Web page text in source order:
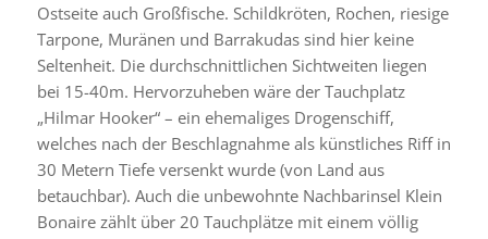
Ostseite auch Großfische. Schildkröten, Rochen, riesige
Tarpone, Muränen und Barrakudas sind hier keine
Seltenheit. Die durchschnittlichen Sichtweiten liegen
bei 15-40m. Hervorzuheben wäre der Tauchplatz
„Hilmar Hooker“ – ein ehemaliges Drogenschiff,
welches nach der Beschlagnahme als künstliches Riff in
30 Metern Tiefe versenkt wurde (von Land aus
betauchbar). Auch die unbewohnte Nachbarinsel Klein
Bonaire zählt über 20 Tauchplätze mit einem völlig